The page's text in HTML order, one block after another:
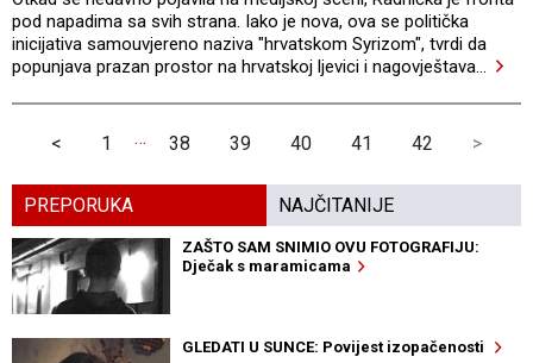
pod napadima sa svih strana. Iako je nova, ova se politička
inicijativa samouvjereno naziva "hrvatskom Syrizom", tvrdi da
popunjava prazan prostor na hrvatskoj ljevici i nagovještava…
< 1 … 38 39 40 41 42 >
PREPORUKA NAJČITANIJE
ZAŠTO SAM SNIMIO OVU FOTOGRAFIJU:
Dječak s maramicama
GLEDATI U SUNCE: Povijest izopačenosti